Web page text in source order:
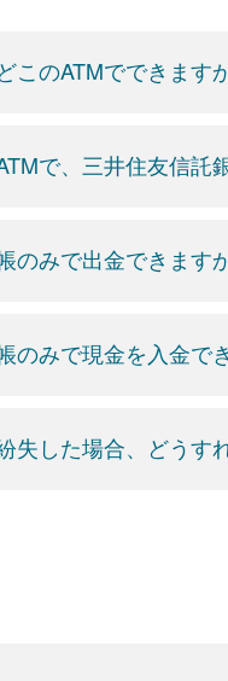
このATMでできます
で、三井住友信託
のみで出金できます
のみで現金を入金で
失した場合、どうす